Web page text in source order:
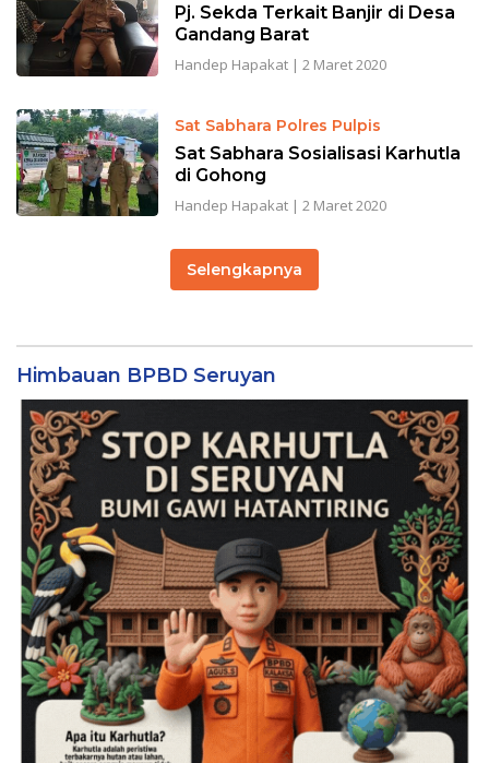
Pj. Sekda Terkait Banjir di Desa
Gandang Barat
Handep Hapakat| 2 Maret 2020
Sat Sabhara Polres Pulpis
Sat Sabhara Sosialisasi Karhutla
di Gohong
Handep Hapakat| 2 Maret 2020
Selengkapnya
Himbauan BPBD Seruyan